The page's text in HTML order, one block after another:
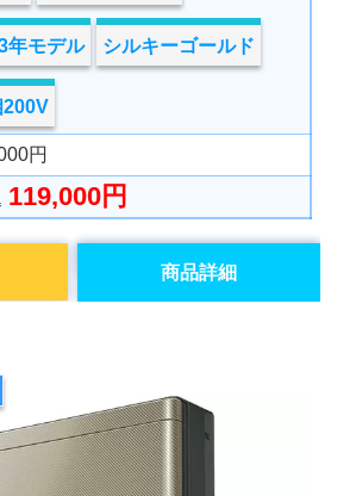
年モデル
シルキーゴールド
200V
円
119,000円
商品詳細